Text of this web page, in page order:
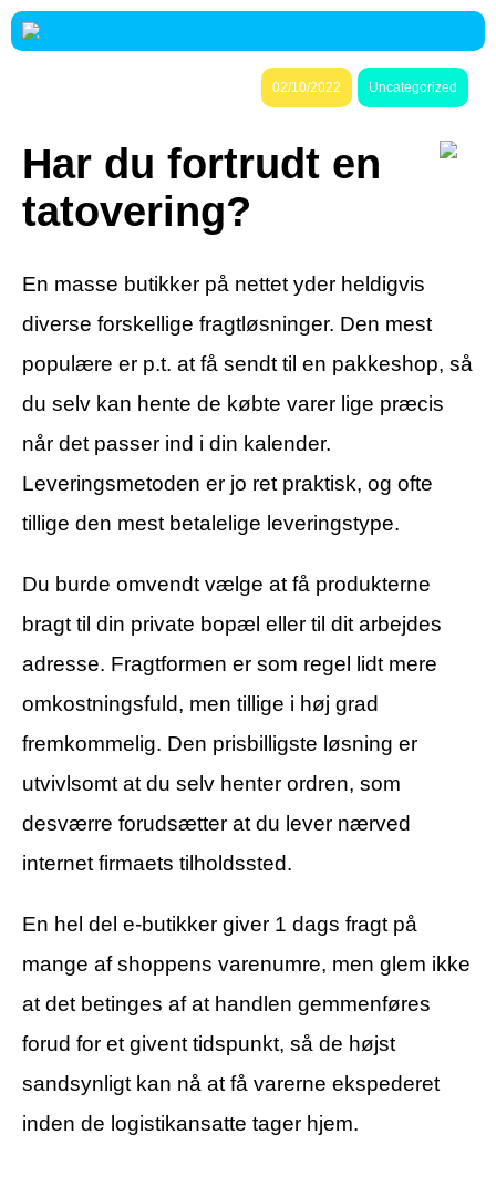
02/10/2022 Uncategorized
Har du fortrudt en
tatovering?
En masse butikker på nettet yder heldigvis
diverse forskellige fragtløsninger. Den mest
populære er p.t. at få sendt til en pakkeshop, så
du selv kan hente de købte varer lige præcis
når det passer ind i din kalender.
Leveringsmetoden er jo ret praktisk, og ofte
tillige den mest betalelige leveringstype.
Du burde omvendt vælge at få produkterne
bragt til din private bopæl eller til dit arbejdes
adresse. Fragtformen er som regel lidt mere
omkostningsfuld, men tillige i høj grad
fremkommelig. Den prisbilligste løsning er
utvivlsomt at du selv henter ordren, som
desværre forudsætter at du lever nærved
internet firmaets tilholdssted.
En hel del e-butikker giver 1 dags fragt på
mange af shoppens varenumre, men glem ikke
at det betinges af at handlen gemmenføres
forud for et givent tidspunkt, så de højst
sandsynligt kan nå at få varerne ekspederet
inden de logistikansatte tager hjem.